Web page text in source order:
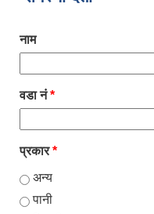
नाम
वडा नं*
प्रकार*
अन्य
पानी